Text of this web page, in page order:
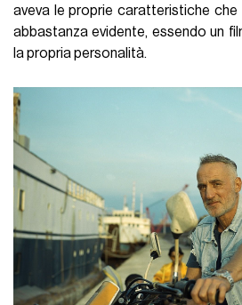
aveva le proprie caratteristiche che
abbastanza evidente, essendo un
la propria personalità.